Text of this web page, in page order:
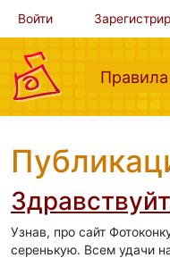
Войти
Правила
Узнав, про сайт
серенькую. Всем удачи